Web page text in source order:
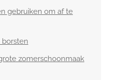
gebruiken om af te
borsten
zomerschoonmaak